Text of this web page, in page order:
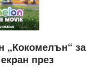
„Кокомелън“ за
през